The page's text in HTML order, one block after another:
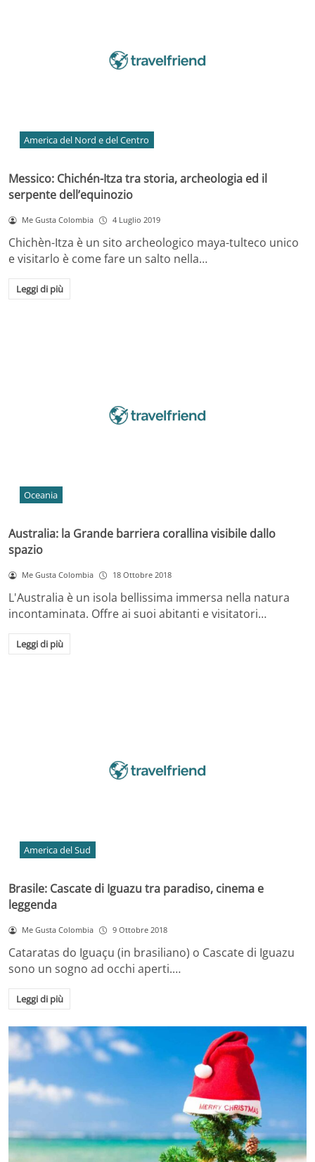
America del Nord e del Centro
Messico: Chichén-Itza tra storia, archeologia ed il
serpente dell’equinozio
Me Gusta Colombia 4 Luglio 2019
Chichèn-Itza è un sito archeologico maya-tulteco unico
e visitarlo è come fare un salto nella…
Leggi di più
Oceania
Australia: la Grande barriera corallina visibile dallo
spazio
Me Gusta Colombia 18 Ottobre 2018
L'Australia è un isola bellissima immersa nella natura
incontaminata. Offre ai suoi abitanti e visitatori…
Leggi di più
America del Sud
Brasile: Cascate di Iguazu tra paradiso, cinema e
leggenda
Me Gusta Colombia 9 Ottobre 2018
Cataratas do Iguaçu (in brasiliano) o Cascate di Iguazu
sono un sogno ad occhi aperti.…
Leggi di più